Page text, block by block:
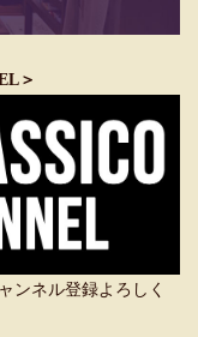
＞
ンネル登録よろしく